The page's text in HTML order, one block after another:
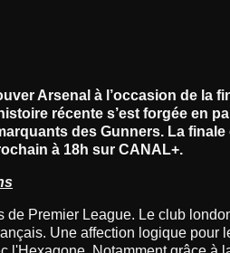
Arsenal à l’occasion de la
récente s’est forgée en
des Gunners. La finale
à 18h sur CANAL+.
Premier League. Le club
Une affection logique pour